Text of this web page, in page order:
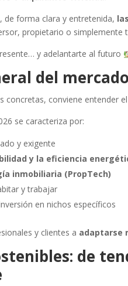
de forma clara y entretenida,
propietario o simplemente
y adelantarte al futuro
del
concretas, conviene entender
se caracteriza por:
y exigente
y la eficiencia
inmobiliaria (PropTech)
y trabajar
en nichos específicos
y clientes a adaptarse
de